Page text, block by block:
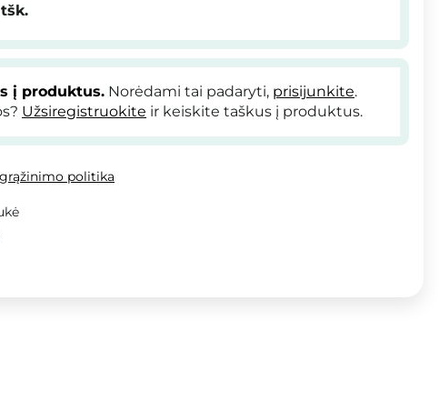
tšk.
į produktus. Norėdami tai padaryti, prisijunkite.
Užsiregistruokite ir keiskite taškus į produktus.
politika